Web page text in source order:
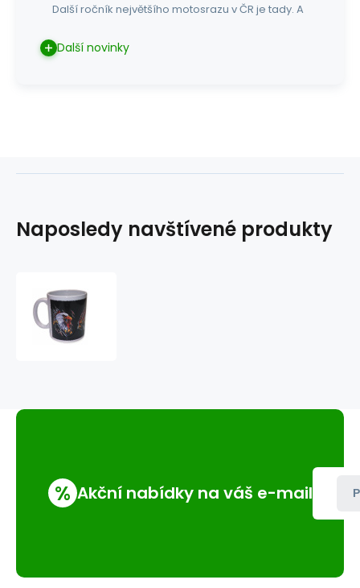
Další ročník největšího motosrazu v ČR je tady. A
Další novinky
Naposledy navštívené produkty
% Akční nabídky na váš e-mail